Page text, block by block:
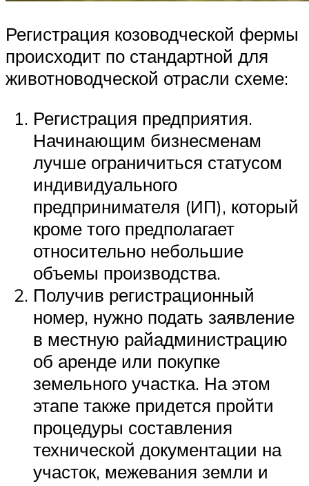
Регистрация козоводческой фермы
происходит по стандартной для
животноводческой отрасли схеме:
Регистрация предприятия.
Начинающим бизнесменам
лучше ограничиться статусом
индивидуального
предпринимателя (ИП), который
кроме того предполагает
относительно небольшие
объемы производства.
Получив регистрационный
номер, нужно подать заявление
в местную райадминистрацию
об аренде или покупке
земельного участка. На этом
этапе также придется пройти
процедуры составления
технической документации на
участок, межевания земли и